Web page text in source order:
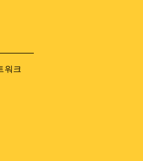
워크